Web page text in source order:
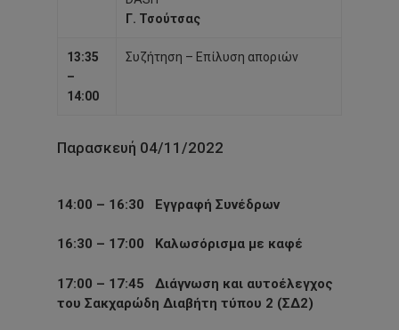
Γ. Τσούτσας
13:35
–
14:00
Συζήτηση – Επίλυση αποριών
Παρασκευή 04/11/2022
14:00 – 16:30 Εγγραφή Συνέδρων
16:30 – 17:00 Καλωσόρισμα με καφέ
17:00 – 17:45 Διάγνωση και αυτοέλεγχος
του Σακχαρώδη Διαβήτη τύπου 2 (ΣΔ2)